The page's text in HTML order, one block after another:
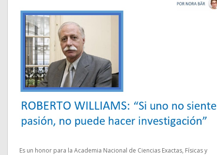
Es un honor para la Academia Nacional de Ciencias Exactas, Físicas y